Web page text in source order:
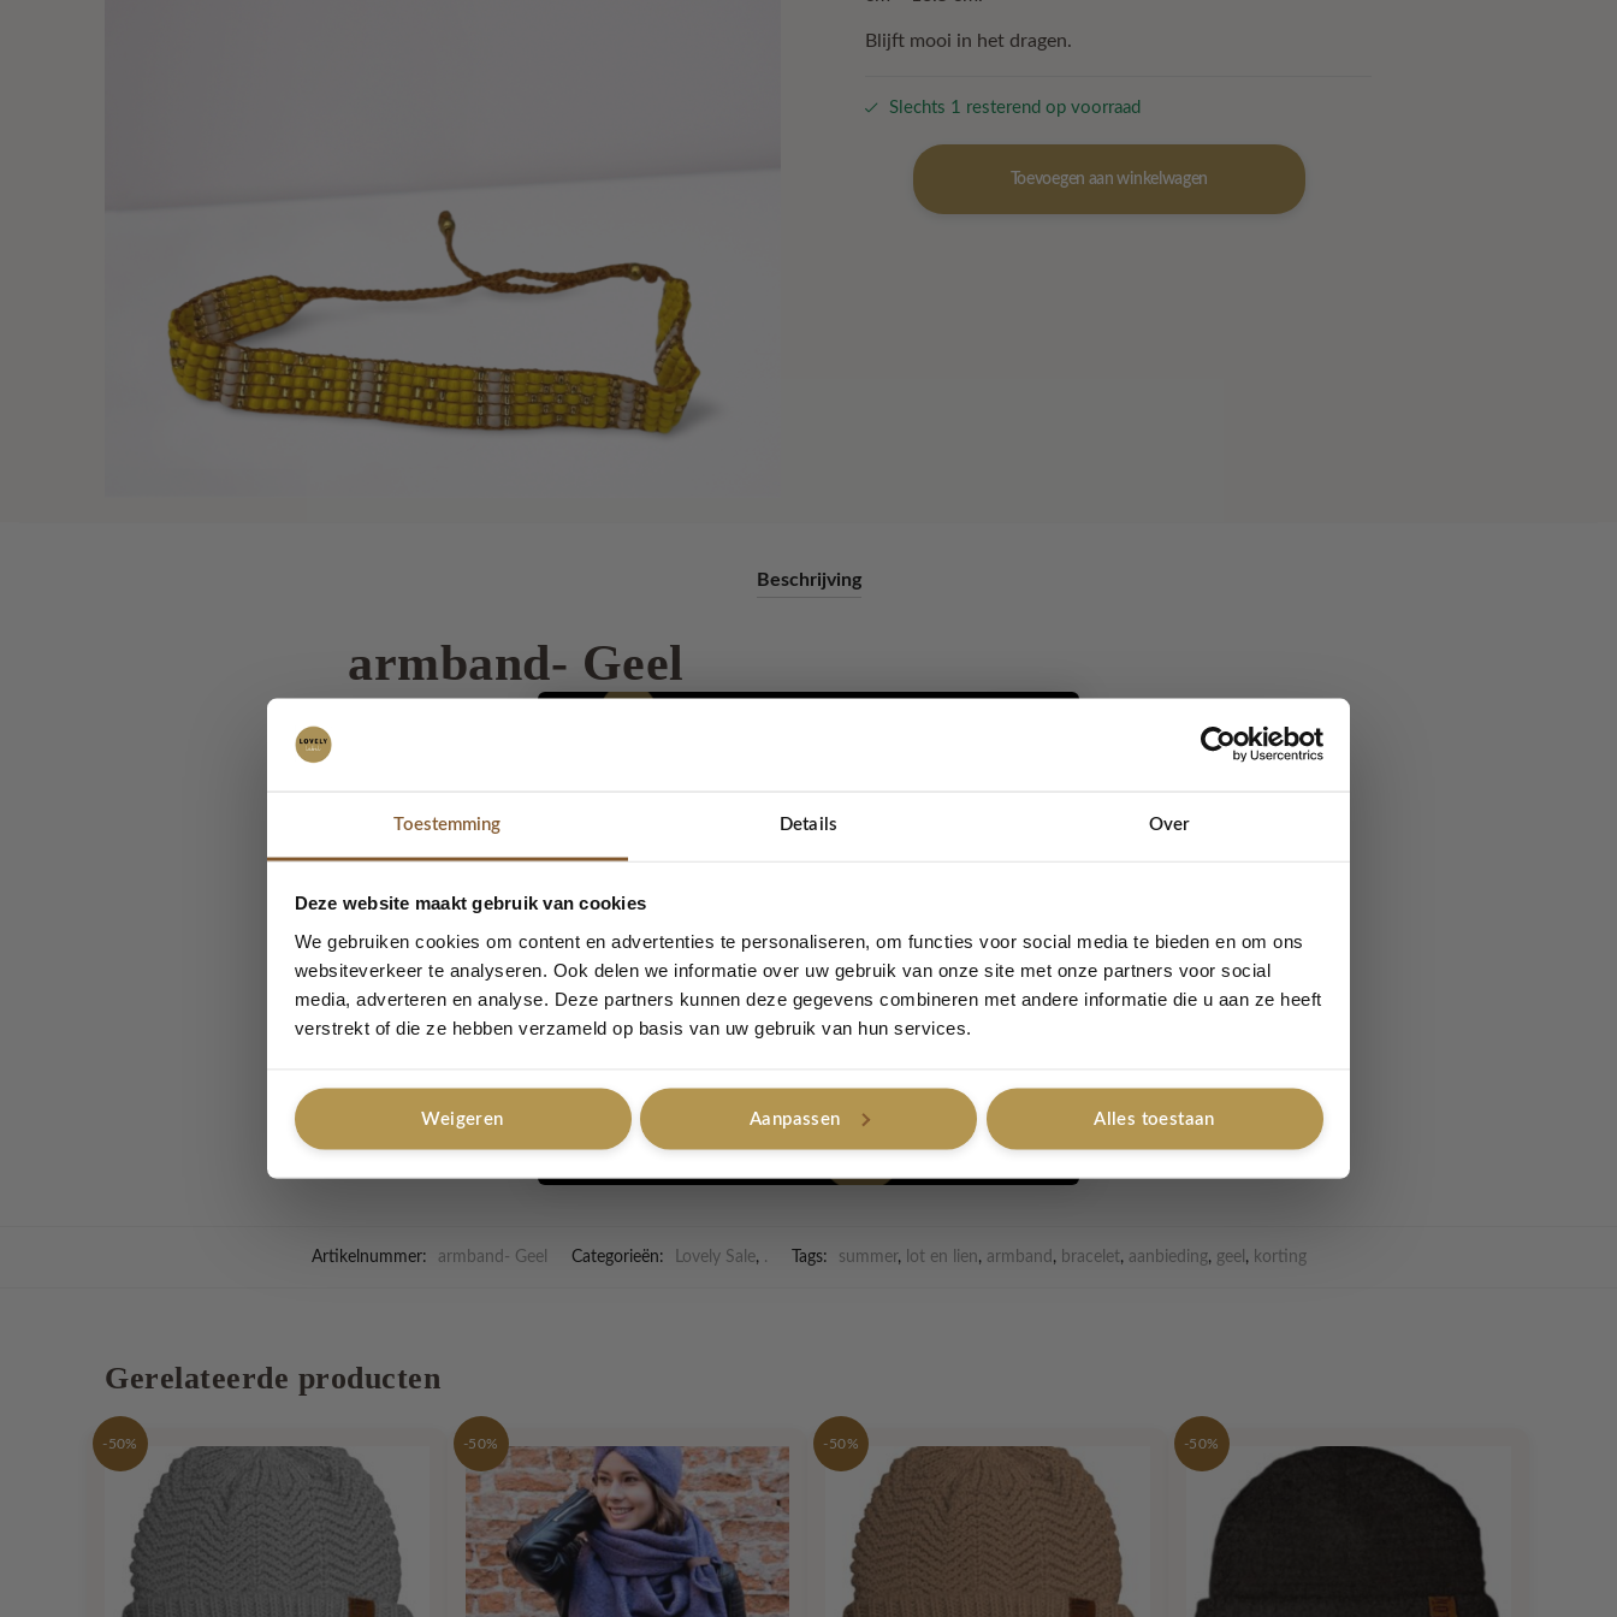
Toestemming Details Over
Deze website maakt gebruik van cookies
We gebruiken cookies om content en advertenties te personaliseren, om functies voor social media te bieden en om ons
websiteverkeer te analyseren. Ook delen we informatie over uw gebruik van onze site met onze partners voor social
media, adverteren en analyse. Deze partners kunnen deze gegevens combineren met andere informatie die u aan ze heeft
verstrekt of die ze hebben verzameld op basis van uw gebruik van hun services.
Weigeren Aanpassen Alles toestaan
Blijft mooi in het dragen.
Slechts 1 resterend op voorraad
armband-
Toevoegen aan winkelwagen
Beschrijving
armband- Geel
hoe leuk is het om deze mooie armbanden cadeau te geven of te krijgen? Vindt je het moeilijk om voor iemand
Ook hebben we leuke sets gemaakt voor als je het zelf even niet weet.
Artikelnummer: armband- Geel Categorieën: Lovely Sale, . Tags: summer, lot en lien, armband , bracelet, aanbieding, geel , korting
Gerelateerde producten
-50% -50% -50% -50%
Ja, graag!
Nee, bedankt